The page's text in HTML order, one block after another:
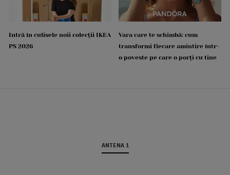
Intră în culisele noii colecții IKEA
PS 2026
Vara care te schimbă: cum
transformi fiecare amintire într-
o poveste pe care o porți cu tine
ANTENA 1